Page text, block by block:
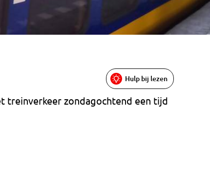
Hulp bij lezen
treinverkeer zondagochtend een tijd